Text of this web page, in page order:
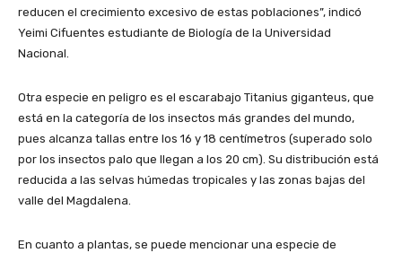
reducen el crecimiento excesivo de estas poblaciones”, indicó
Yeimi Cifuentes estudiante de Biología de la Universidad
Nacional.
Otra especie en peligro es el escarabajo Titanius giganteus, que
está en la categoría de los insectos más grandes del mundo,
pues alcanza tallas entre los 16 y 18 centímetros (superado solo
por los insectos palo que llegan a los 20 cm). Su distribución está
reducida a las selvas húmedas tropicales y las zonas bajas del
valle del Magdalena.
En cuanto a plantas, se puede mencionar una especie de